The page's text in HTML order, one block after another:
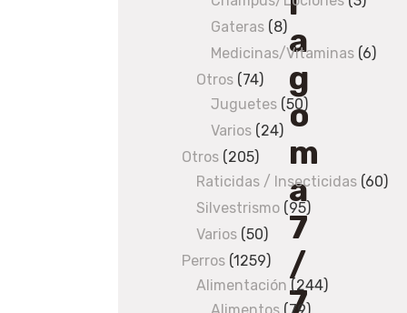
a
g
o
m
a
7
/
7
Gateras 88
products
Medicinas/Vitaminas 66
Otros 7474
products
Juguetes 5050
products
Varios 2424
products
Otros 205205
products
Raticidas / Insecticidas 6060
Silvestrismo 9595
Varios 5050
products
Perros 12591259
products
Alimentación 244244